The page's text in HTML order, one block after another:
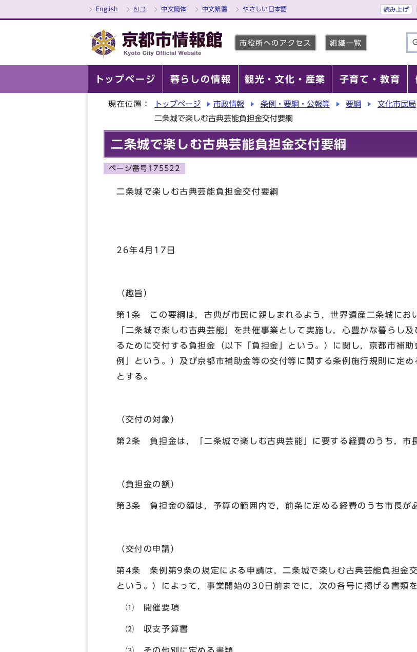
English 한글 中文簡体 中文繁體 やさしい日本語 読み上げ
市役所へのアクセス 組織一覧
トップページ 暮らしの情報 観光・文化・産業 子育て・教育
現在位置： トップページ 市政情報 条例・要綱・公報等 要綱 文化市民局
二条城で楽しむ古典芸能負担金交付要綱
二条城で楽しむ古典芸能負担金交付要綱
ページ番号175522
二条城で楽しむ古典芸能負担金交付要綱
制定
26年4月17日
（趣旨）
第1条 この要綱は，古典が市民に親しまれるよう，世界遺産二条城にお
「二条城で楽しむ古典芸能」を共催事業として実施し，心豊かな暮らし
るために交付する負担金（以下「負担金」という。）に関し，京都市補
例」という。）及び京都市補助金等の交付等に関する条例施行規則に定
とする。
（交付の対象）
第2条 負担金は，「二条城で楽しむ古典芸能」に要する経費のうち，市
（負担金の額）
第3条 負担金の額は，予算の範囲内で，前条に定める経費のうち市長が
（交付の申請）
第4条 条例第9条の規定による申請は，二条城で楽しむ古典芸能負担金
という。）によって，事業開始の30日前までに，次の各号に掲げる書類
⑴ 開催要項
⑵ 収支予算書